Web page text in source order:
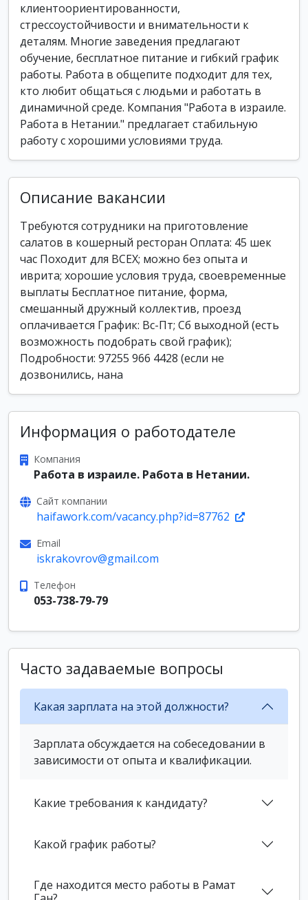
клиентоориентированности,
стрессоустойчивости и внимательности к
деталям. Многие заведения предлагают
обучение, бесплатное питание и гибкий график
работы. Работа в общепите подходит для тех,
кто любит общаться с людьми и работать в
динамичной среде. Компания "Работа в израиле.
Работа в Нетании." предлагает стабильную
работу с хорошими условиями труда.
Описание вакансии
Требуются сотрудники на приготовление
салатов в кошерный ресторан Оплата: 45 шек
час Походит для ВСЕХ; можно без опыта и
иврита; хорошие условия труда, своевременные
выплаты Бесплатное питание, форма,
смешанный дружный коллектив, проезд
оплачивается График: Вс-Пт; Сб выходной (есть
возможность подобрать свой график);
Подробности: 97255 966 4428 (если не
дозвонились, нана
Информация о работодателе
Компания
Работа в израиле. Работа в Нетании.
Сайт компании
haifawork.com/vacancy.php?id=87762
Email
iskrakovrov@gmail.com
Телефон
053-738-79-79
Часто задаваемые вопросы
Какая зарплата на этой должности?
Зарплата обсуждается на собеседовании в
зависимости от опыта и квалификации.
Какие требования к кандидату?
Какой график работы?
Где находится место работы в Рамат